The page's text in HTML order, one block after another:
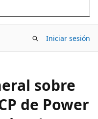
Iniciar sesión
sobre
de Power